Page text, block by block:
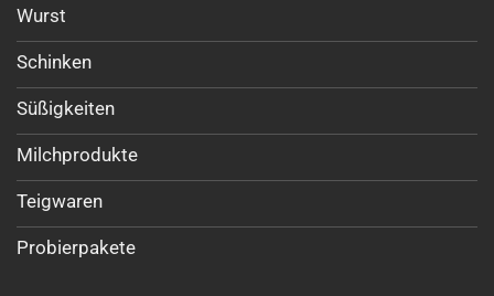
Wurst
Schinken
Süßigkeiten
Milchprodukte
Teigwaren
Probierpakete